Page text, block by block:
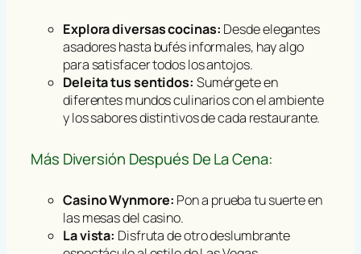
Explora diversas cocinas: Desde elegantes
asadores hasta bufés informales, hay algo
para satisfacer todos los antojos.
Deleita tus sentidos: Sumérgete en
diferentes mundos culinarios con el ambiente
y los sabores distintivos de cada restaurante.
Más Diversión Después De La Cena:
Casino Wynmore: Pon a prueba tu suerte en
las mesas del casino.
La vista: Disfruta de otro deslumbrante